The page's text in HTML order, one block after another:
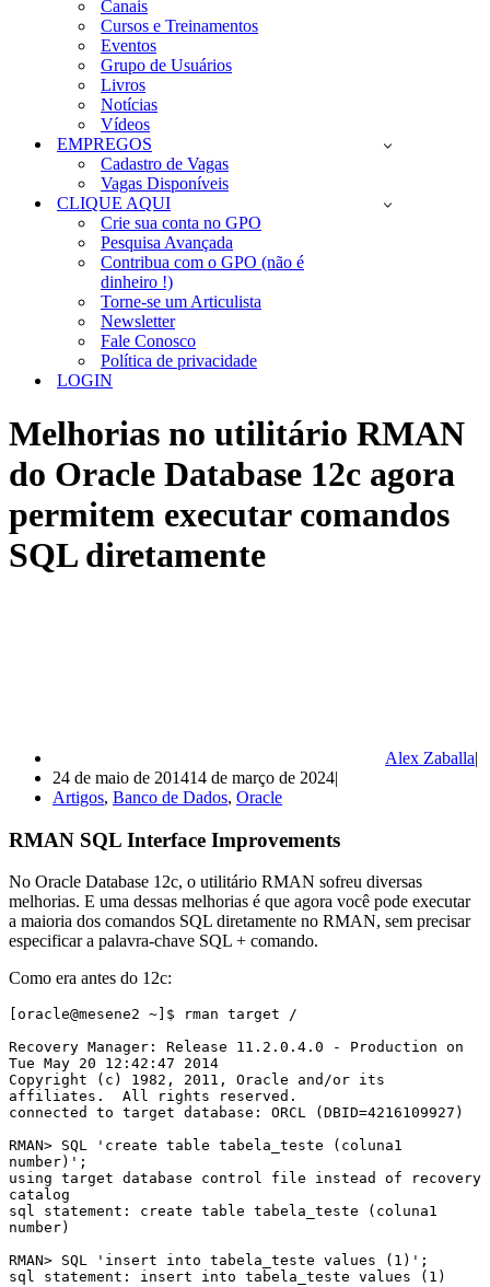
Canais
Cursos e Treinamentos
Eventos
Grupo de Usuários
Livros
Notícias
Vídeos
EMPREGOS
Cadastro de Vagas
Vagas Disponíveis
CLIQUE AQUI
Crie sua conta no GPO
Pesquisa Avançada
Contribua com o GPO (não é
dinheiro !)
Torne-se um Articulista
Newsletter
Fale Conosco
Política de privacidade
LOGIN
Melhorias no utilitário RMAN
do Oracle Database 12c agora
permitem executar comandos
SQL diretamente
Alex Zaballa
24 de maio de 201414 de março de 2024
Artigos, Banco de Dados, Oracle
RMAN SQL Interface Improvements
No Oracle Database 12c, o utilitário RMAN sofreu diversas
melhorias. E uma dessas melhorias é que agora você pode executar
a maioria dos comandos SQL diretamente no RMAN, sem precisar
especificar a palavra-chave SQL + comando.
Como era antes do 12c:
[oracle@mesene2 ~]$ rman target /
Recovery Manager: Release 11.2.0.4.0 - Production on
Tue May 20 12:42:47 2014
Copyright (c) 1982, 2011, Oracle and/or its
affiliates.  All rights reserved.
connected to target database: ORCL (DBID=4216109927)
RMAN> SQL 'create table tabela_teste (coluna1
number)';
using target database control file instead of recovery
catalog
sql statement: create table tabela_teste (coluna1
number)
RMAN> SQL 'insert into tabela_teste values (1)';
sql statement: insert into tabela_teste values (1)